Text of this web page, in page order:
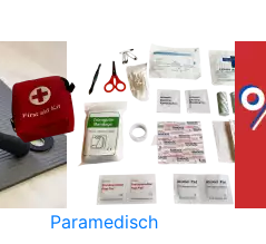
Paramedisch